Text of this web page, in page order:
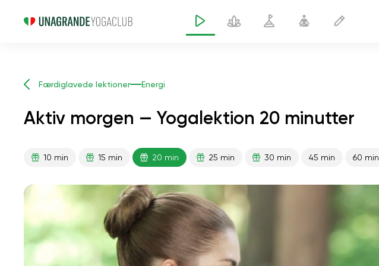
Færdiglavede lektioner Energi
Aktiv morgen — Yogalektion 20 minutter
10 min 15 min 20 min 25 min 30 min 45 min 60 min